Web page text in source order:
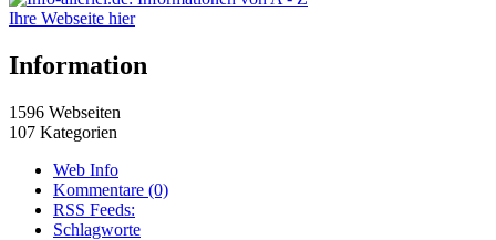
Ihre Webseite hier
Information
1596 Webseiten
107 Kategorien
Web Info
Kommentare (0)
RSS Feeds:
Schlagworte